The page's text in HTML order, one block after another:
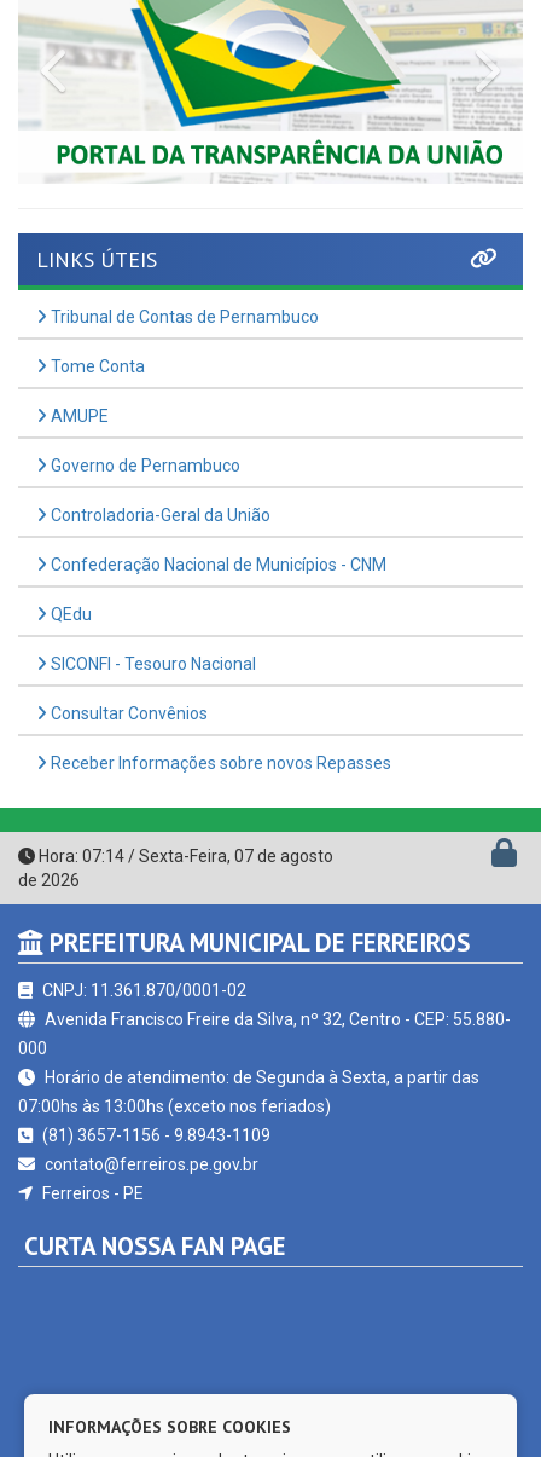
Previous
Tribunal de Contas de Pernambuco
Tome Conta
AMUPE
Governo de Pernambuco
Controladoria-Geral da União
Confederação Nacional de Municípios - CNM
QEdu
SICONFI - Tesouro Nacional
Consultar Convênios
Receber Informações sobre novos Repasses
Hora:07:14/Sexta-Feira,07 de agosto
de 2026
PREFEITURA MUNICIPAL DE FERREIROS
CNPJ: 11.361.870/0001-02
000
Horário de atendimento: de Segunda à Sexta, a partir das
contato@ferreiros.pe.gov.br
Ferreiros - PE
CURTA NOSSA FAN PAGE
INFORMAÇÕES SOBRE COOKIES